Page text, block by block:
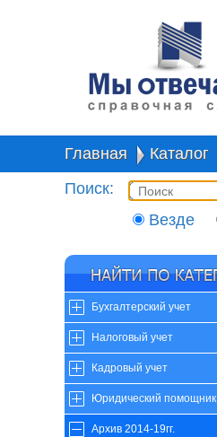
Главная Каталог
Поиск:
Везде
Бухгалтерский учет
Налоговый учет
Кадровый учет
Юридический помощник
Архив 2014-19гг.